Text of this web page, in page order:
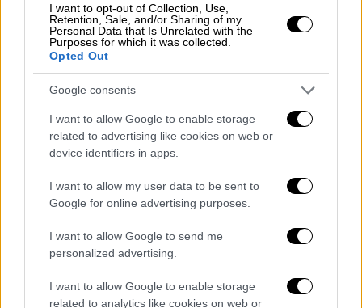
I want to opt-out of Collection, Use,
Retention, Sale, and/or Sharing of my
Personal Data that Is Unrelated with the
Purposes for which it was collected.
Opted Out
Google consents
I want to allow Google to enable storage
related to advertising like cookies on web or
device identifiers in apps.
I want to allow my user data to be sent to
Google for online advertising purposes.
I want to allow Google to send me
personalized advertising.
I want to allow Google to enable storage
related to analytics like cookies on web or
πριν από λίγο με τη Φώφη Γεννηματά και της
μετέφερα τις ειλικρινείς ευχές μου για καλή
δύναμη και ταχεία ανάρρωση. Είναι βέβαιο
ότι και αυτή τη μάχη, που ίσως είναι πιο
σημαντική από τις άλλες της πολιτικής, θα
την κερδίσει».
Επικοινώνησα πριν από λίγο με τη
Φώφη Γεννηματά και της μετέφερα
τις ειλικρινείς ευχές μου για καλή
βέβαιο ότι και αυτή τη μάχη, που
ίσως είναι πιο σημαντική από τις
άλλες της πολιτικής, θα την